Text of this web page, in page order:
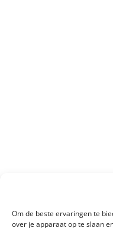
Om de beste ervaringen te
over je apparaat op te slaan